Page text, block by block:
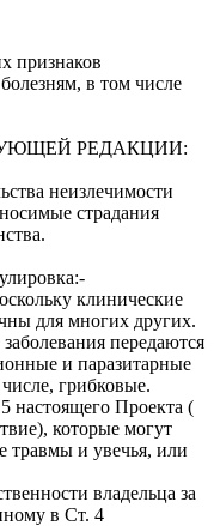
признаков
в том числе
РЕДАКЦИИ:
неизлечимости
страдания
клинические
для многих других.
передаются
и паразитарные
грибковые.
настоящего Проекта (
которые могут
травмы и увечья, или
владельца за
в Ст. 4